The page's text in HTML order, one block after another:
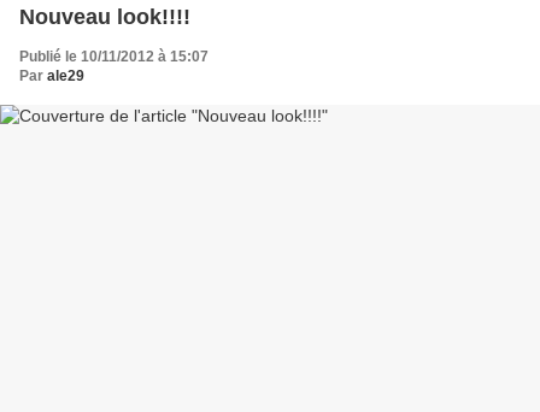
Nouveau look!!!!
Publié le 10/11/2012 à 15:07
Par ale29